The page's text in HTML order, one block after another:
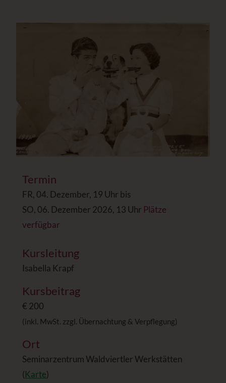
Termin
FR, 04. Dezember, 19 Uhr bis
SO, 06. Dezember 2026, 13 Uhr Plätze
verfügbar
Kursleitung
Isabella Krapf
Kursbeitrag
€ 200
(inkl. MwSt. zzgl. Übernachtung & Verpflegung)
Ort
Seminarzentrum Waldviertler Werkstätten
(Karte)